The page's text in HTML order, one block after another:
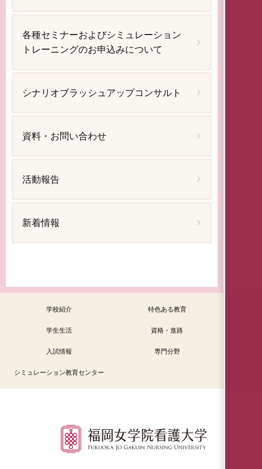
各種セミナーおよびシミュレーション
トレーニングのお申込みについて
シナリオブラッシュアップコンサルト
資料・お問い合わせ
活動報告
新着情報
学校紹介 特色ある教育
学生生活 資格・進路
入試情報 専門分野
シミュレーション教育センター